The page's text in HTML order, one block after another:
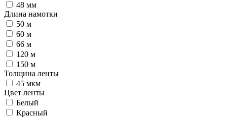
48 мм
Длина намотки
50 м
60 м
66 м
120 м
150 м
Толщина ленты
45 мкм
Цвет ленты
Белый
Красный